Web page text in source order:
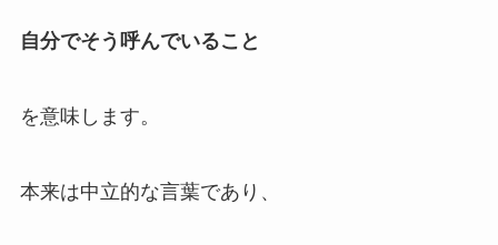
自分でそう呼んでいること
を意味します。
本来は中立的な言葉であり、